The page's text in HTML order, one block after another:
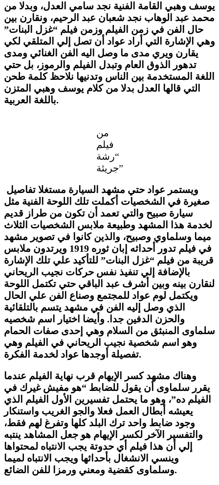
يوسف وهبي القامة الفنية نجد سامي العدل، وبدلا من
محمد عبد الوهاب نجد شعبان عبد الرحيم، ونقارن بين
حال الفن في زمن الفيلم وزمن فيلم “غزل البنات”
وهي الإشارة التي أراد عواد أن تصل إلي المتلقي لكي
يقارن ويري مدى ما وصل اليه الفن الغنائي ومدى
تدهور الذوق العام وتبدل الفيلم والرموز، بل حتي
اللغة المستخدمة بين الناس وتدنيها نلاحظ كلمة طحن
التي قالها العدل بدلا من كلام يوسف وهبي المتزن
باللغة العربية.
من
فيلم
“رشة
جريئة”
صغيرة في الشخصيات أكملت تلك اللوحة الفنية مثل
سيارة صبيح والتي تعمد أن تكون من طراز قديم
لخدمة هذا المشهد وطبيعة ملابس الشخصيات الثلاث
ميما وسلماوي وصبيح، والذين كانوا في تصوير مشهد
في فيلم تدور أحداثه إبان ثوره 1919 ويرتدون ملابس
قريبة من فيلم “غزل البنات” للتأكيد علي تلك الإشارة
بالإضافة إلي تنفيذ نفس حركات نجيب الريحاني
لنقارن بينه وبين أشرف عبد الباقي حتي تكتمل اللوحة
ويكتمل لوم عواد للمجتمع وصناع الفن علي الحال
الذي وصل إليه الفن في مشهد يتسم بالتلقائية
والحزن الدفين جدا. وأيضا اختيار اسم شخصيه
سلماوى المنبثق من السلام وهي إحدى صفات الحمام
وهو اسم شخصية نجيب الريحاني في الفيلم وهي
تفصيلة أوجدها عواد لخدمة الفكرة.
وهناك مشهد كسر الإيهام قرب نهاية الفيلم عندما
يقرر سلماوى أن يقول للضابط “هو مفيش غيرك في
الفيلم ده”، وهو ما يحتمل تفسيرين الأول الفيلم الذي
يعيشه أبطال العمل فعلا والجو الغريب واستنكار
وجود ضابط واحد ترك البلد كلها وتفرغ لهم فقط،
والتفسير الآخر لكسر الإيهام هو جعل المشاهد ينتبه
إلي أن هذا فيلم أي حدوتة يجب الانتباه لمحتواها
وينسي الانشغال بأحداثها ويجب الانتباه لميما
وسلماوى كقضية ومعني ورمزا للفن الضائع.